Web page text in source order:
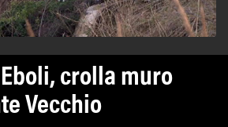
crolla muro
Vecchio